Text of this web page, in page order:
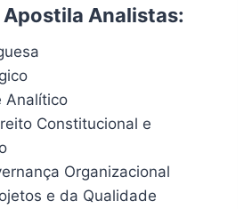
Analistas:
Analítico
Constitucional e
Organizacional
e da Qualidade